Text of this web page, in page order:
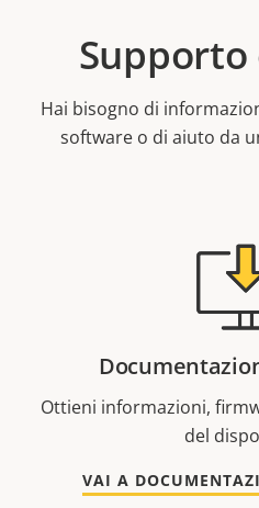
Supporto
Hai bisogno di
software o di aiuto da
Ottieni informazioni,
del
VAI A